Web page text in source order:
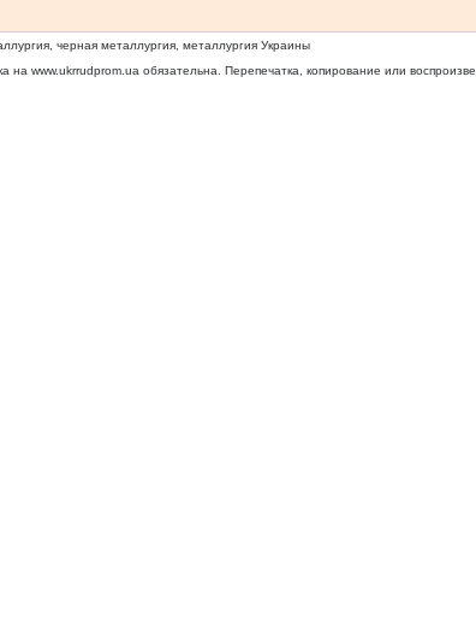
черная металлургия, металлургия Украины
на www.ukrrudprom.ua обязательна. Перепечатка, копирование или